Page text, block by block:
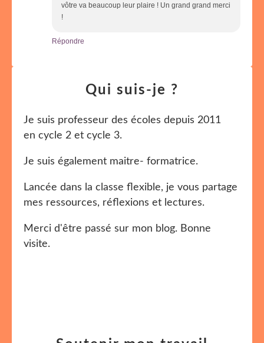
vôtre va beaucoup leur plaire ! Un grand grand merci
!
Répondre
Qui suis-je ?
Je suis professeur des écoles depuis 2011
en cycle 2 et cycle 3.
Je suis également maitre- formatrice.
Lancée dans la classe flexible, je vous partage
mes ressources, réflexions et lectures.
Merci d'être passé sur mon blog. Bonne
visite.